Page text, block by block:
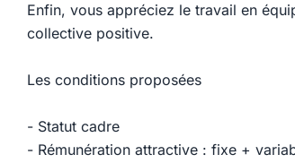
Enfin, vous appréciez le travail en
collective positive.
Les conditions proposées
- Statut cadre
- Rémunération attractive : fixe +